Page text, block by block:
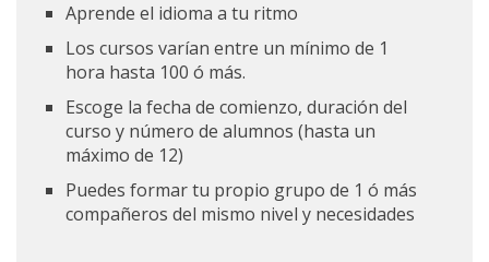
Aprende el idioma a tu ritmo
Los cursos varían entre un mínimo de 1
hora hasta 100 ó más.
Escoge la fecha de comienzo, duración del
curso y número de alumnos (hasta un
máximo de 12)
Puedes formar tu propio grupo de 1 ó más
compañeros del mismo nivel y necesidades